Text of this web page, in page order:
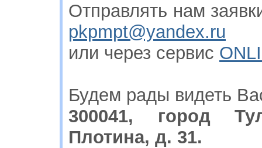
Отправлять нам
pkpmpt@yandex.ru
или через сервис
Будем рады видеть
300041, город
Плотина, д. 31.